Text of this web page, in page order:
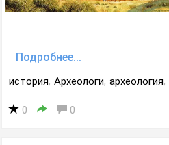
Подробнее...
история, Археологи, археология,
0 0